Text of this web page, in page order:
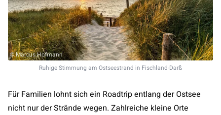
© Marcus Hofmann
Ruhige Stimmung am Ostseestrand in Fischland-Darß
Für Familien lohnt sich ein Roadtrip entlang der Ostsee
nicht nur der Strände wegen. Zahlreiche kleine Orte